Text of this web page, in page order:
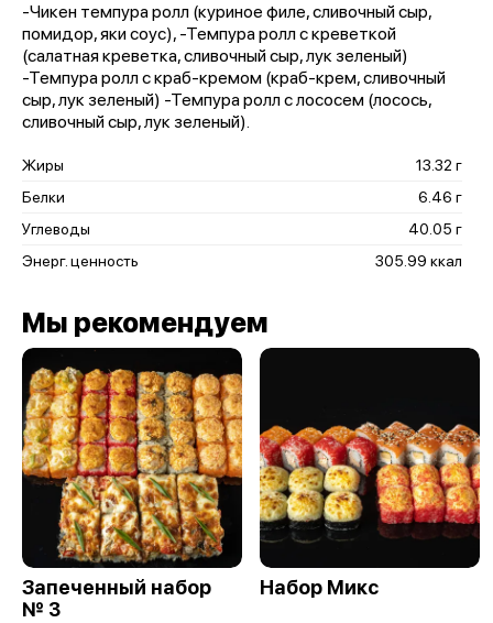
-Чикен темпура ролл (куриное филе, сливочный сыр,
помидор, яки соус), -Темпура ролл с креветкой
(салатная креветка, сливочный сыр, лук зеленый)
-Темпура ролл с краб-кремом (краб-крем, сливочный
сыр, лук зеленый) -Темпура ролл с лососем (лосось,
сливочный сыр, лук зеленый).
Жиры
13.32 г
Белки
6.46 г
Углеводы
40.05 г
Энерг. ценность
305.99 ккал
Мы рекомендуем
Запеченный набор
№ 3
Набор Микс